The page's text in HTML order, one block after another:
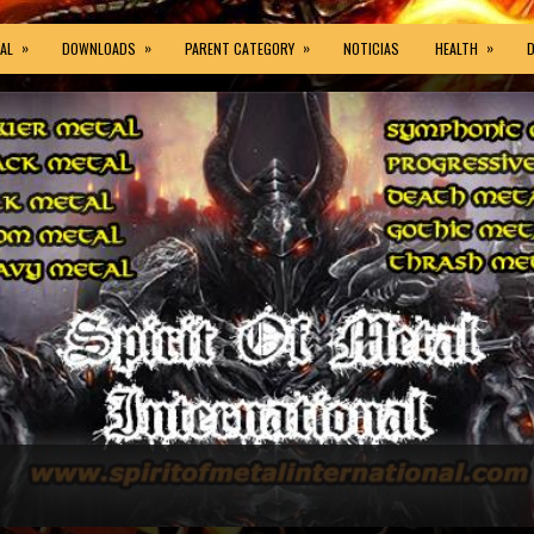
» DOWNLOADS » PARENT CATEGORY » NOTICIAS HEALTH »